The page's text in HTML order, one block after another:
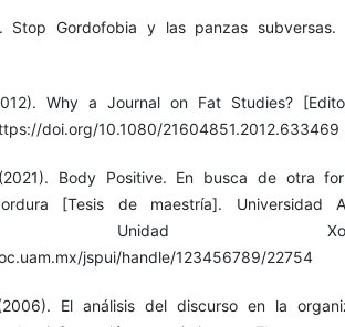
Stop Gordofobia y las panzas subversas.
Why a Journal on Fat Studies?
doi.org/10.1080/21604851.2012.633469
Body Positive. En busca de otra
[Tesis de maestría]. Universidad
Unidad
jspui/handle/123456789/22754
El análisis del discurso en la